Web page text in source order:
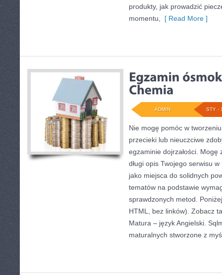
produkty, jak prowadzić
momentu,
[ Read More ]
STY -
ADMIN
Nie mogę pomóc w
przecieki lub nieuczciwe
egzaminie dojrzałości.
długi opis Twojego serwisu
jako miejsca do solidnych
tematów na podstawie
sprawdzonych metod.
HTML, bez linków). Zobacz
Matura – język Angielski.
maturalnych stworzone z